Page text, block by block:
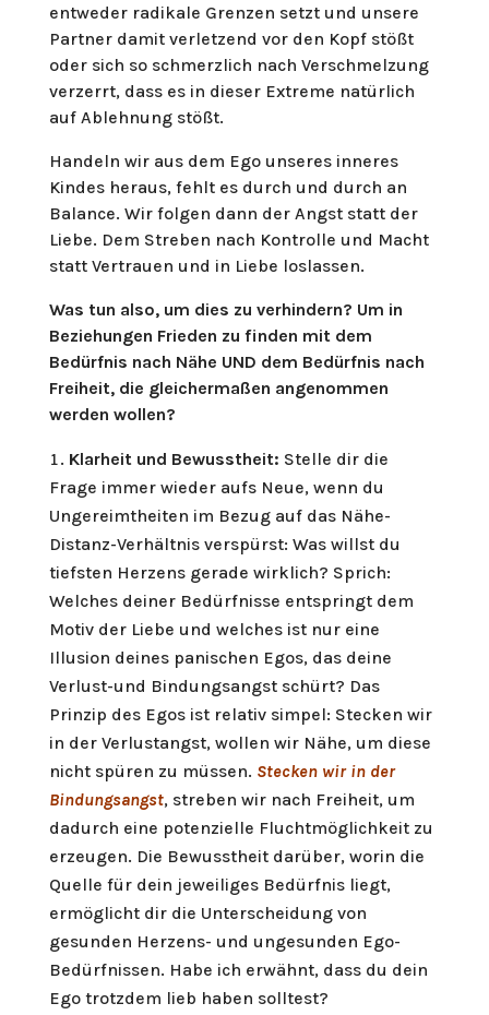
entweder radikale Grenzen setzt und unsere
Partner damit verletzend vor den Kopf stößt
oder sich so schmerzlich nach Verschmelzung
verzerrt, dass es in dieser Extreme natürlich
auf Ablehnung stößt.
Handeln wir aus dem Ego unseres inneres
Kindes heraus, fehlt es durch und durch an
Balance. Wir folgen dann der Angst statt der
Liebe. Dem Streben nach Kontrolle und Macht
statt Vertrauen und in Liebe loslassen.
Was tun also, um dies zu verhindern? Um in
Beziehungen Frieden zu finden mit dem
Bedürfnis nach Nähe UND dem Bedürfnis nach
Freiheit, die gleichermaßen angenommen
werden wollen?
Klarheit und Bewusstheit: Stelle dir die
Frage immer wieder aufs Neue, wenn du
Ungereimtheiten im Bezug auf das Nähe-
Distanz-Verhältnis verspürst: Was willst du
tiefsten Herzens gerade wirklich? Sprich:
Welches deiner Bedürfnisse entspringt dem
Motiv der Liebe und welches ist nur eine
Illusion deines panischen Egos, das deine
Verlust-und Bindungsangst schürt? Das
Prinzip des Egos ist relativ simpel: Stecken wir
in der Verlustangst, wollen wir Nähe, um diese
nicht spüren zu müssen. Stecken wir in der
Bindungsangst, streben wir nach Freiheit, um
dadurch eine potenzielle Fluchtmöglichkeit zu
erzeugen. Die Bewusstheit darüber, worin die
Quelle für dein jeweiliges Bedürfnis liegt,
ermöglicht dir die Unterscheidung von
gesunden Herzens- und ungesunden Ego-
Bedürfnissen. Habe ich erwähnt, dass du dein
Ego trotzdem lieb haben solltest?